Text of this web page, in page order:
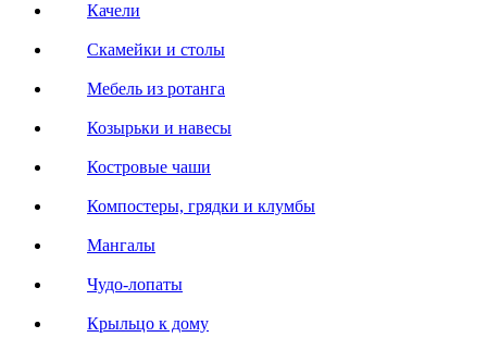
Качели
Скамейки и столы
Мебель из ротанга
Козырьки и навесы
Костровые чаши
Компостеры, грядки и клумбы
Мангалы
Чудо-лопаты
Крыльцо к дому